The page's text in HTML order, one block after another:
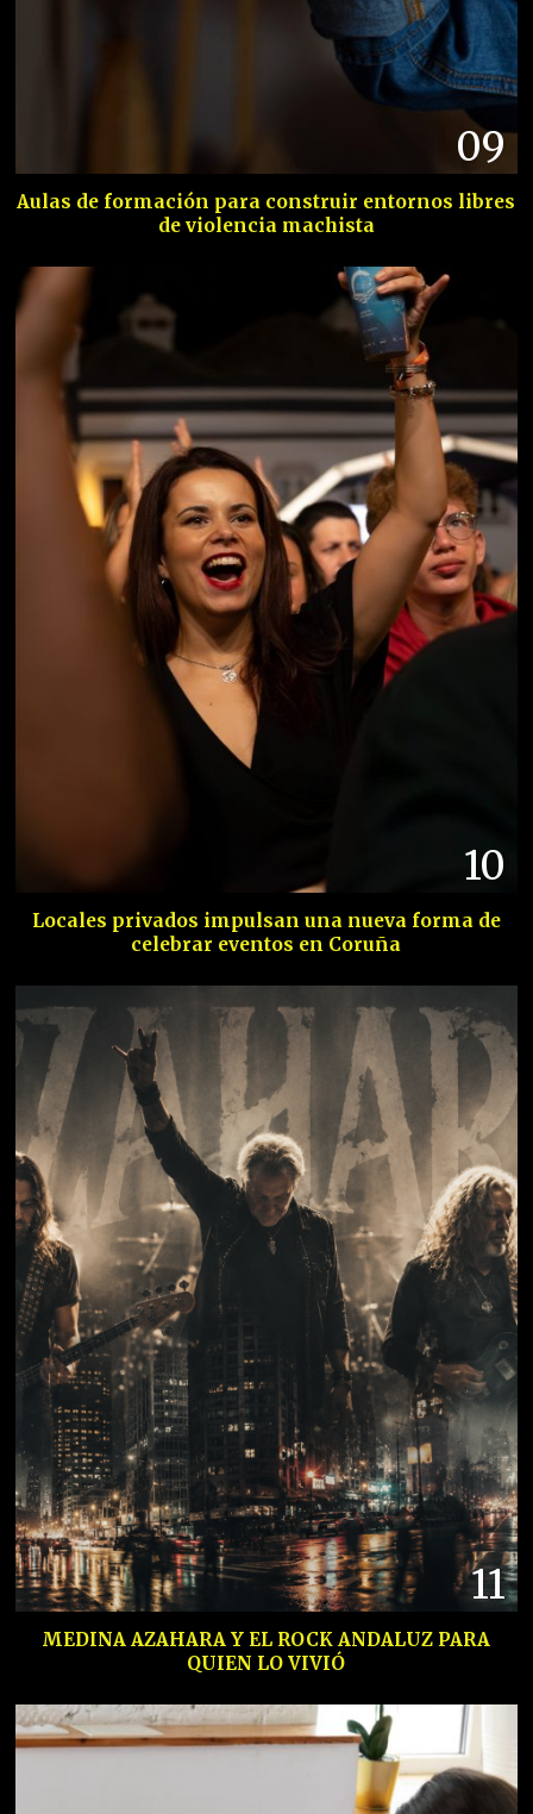
09
Aulas de formación para construir entornos libres
de violencia machista
10
Locales privados impulsan una nueva forma de
celebrar eventos en Coruña
11
MEDINA AZAHARA Y EL ROCK ANDALUZ PARA
QUIEN LO VIVIÓ